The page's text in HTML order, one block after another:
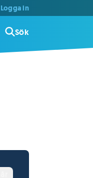
Logga in
Sök